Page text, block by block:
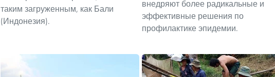
таким загруженным, как Бали
(Индонезия).
внедряют более радикальные и
эффективные решения по
профилактике эпидемии.